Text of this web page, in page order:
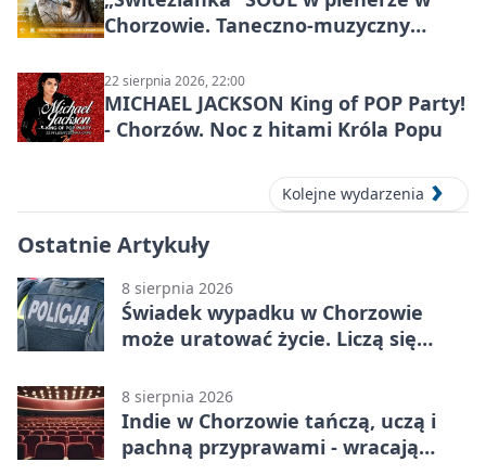
Chorzowie. Taneczno-muzyczny
22 sierpnia 2026, 22:00
MICHAEL JACKSON King of POP Party!
- Chorzów. Noc z hitami Króla Popu
Kolejne wydarzenia
Ostatnie Artykuły
8 sierpnia 2026
Świadek wypadku w Chorzowie
może uratować życie. Liczą się
8 sierpnia 2026
Indie w Chorzowie tańczą, uczą i
pachną przyprawami - wracają